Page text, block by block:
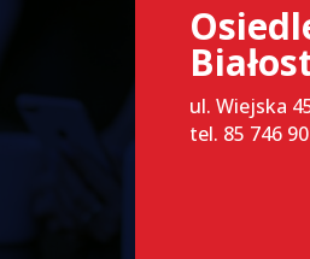
ul. Wiejska
tel. 85 746